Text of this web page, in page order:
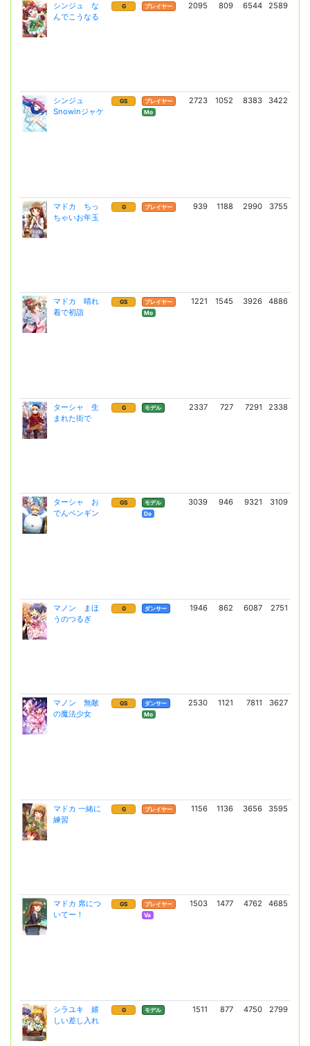
シンジュ な
んでこうなる
G プレイヤー 2095 809 6544 2589
シンジュ
Snowinジャケ
GS
プレイヤー
Mo
2723 1052 8383 3422
マドカ ちっ
ちゃいお年玉
G プレイヤー 939 1188 2990 3755
マドカ 晴れ
着で初詣
GS
プレイヤー
Mo
1221 1545 3926 4886
ターシャ 生
まれた街で
G モデル 2337 727 7291 2338
ターシャ お
でんペンギン
GS
モデル
Da
3039 946 9321 3109
マノン まほ
うのつるぎ
G ダンサー 1946 862 6087 2751
マノン 無敵
の魔法少女
GS
ダンサー
Mo
2530 1121 7811 3627
マドカ 一緒に
練習
G プレイヤー 1156 1136 3656 3595
マドカ 席につ
いてー！
GS
プレイヤー
Va
1503 1477 4762 4685
シラユキ 嬉
しい差し入れ
G モデル 1511 877 4750 2799